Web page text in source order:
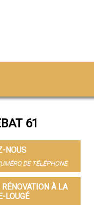
61
NOUS
DE TÉLÉPHONE
À LA
LOUGÉ